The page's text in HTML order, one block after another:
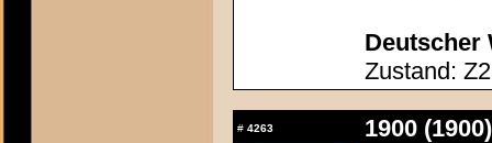
Deutscher
Zustand: Z2
# 4263
1900 (1900)